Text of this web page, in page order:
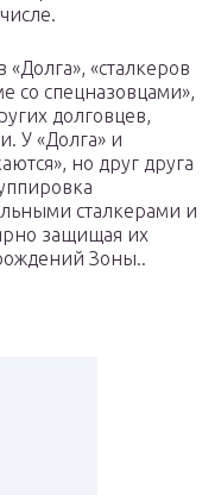
«сталкеров
со спецназовцами»,
долговцев,
У «Долга» и
но друг друга
сталкерами и
защищая их
Зоны..